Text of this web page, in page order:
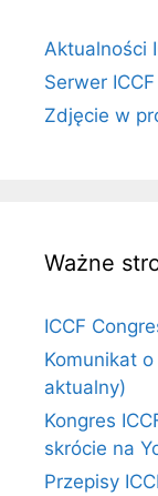
Aktualności
Serwer ICCF
Zdjęcie w
Ważne
ICCF
Komunikat
aktualny)
Kongres
skrócie na
Przepisy